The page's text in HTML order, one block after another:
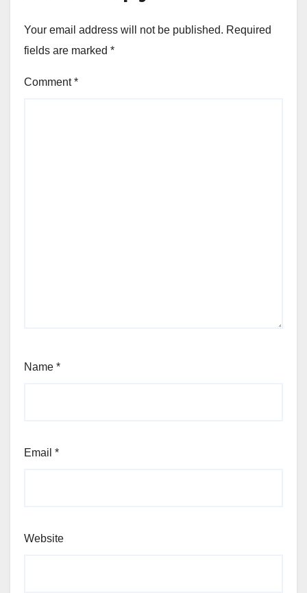
Your email address will not be published. Required
fields are marked *
Comment*
Name *
Email *
Website